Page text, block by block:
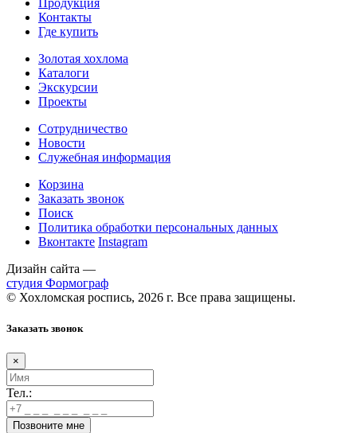
Контакты
Где купить
Золотая хохлома
Каталоги
Экскурсии
Проекты
Сотрудничество
Новости
Служебная информация
Корзина
Заказать звонок
Поиск
Политика обработки персональных данных
Вконтакте Instagram
Дизайн сайта —
студия Формограф
© Хохломская роспись, 2026 г. Все права защищены.
Заказать звонок
×
Тел.: